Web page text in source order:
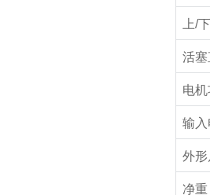
上/
活
电
输
外
净